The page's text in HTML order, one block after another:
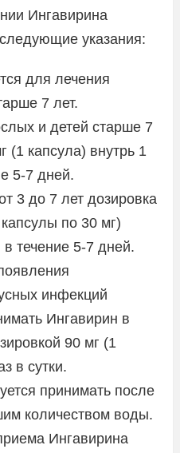
Ингавирина
указания:
для лечения
7 лет.
и детей старше 7
(1 капсула) внутрь 1
5-7 дней.
3 до 7 лет дозировка
по 30 мг)
в течение 5-7 дней.
инфекций
Ингавирин в
90 мг (1
в сутки.
принимать после
количеством воды.
Ингавирина